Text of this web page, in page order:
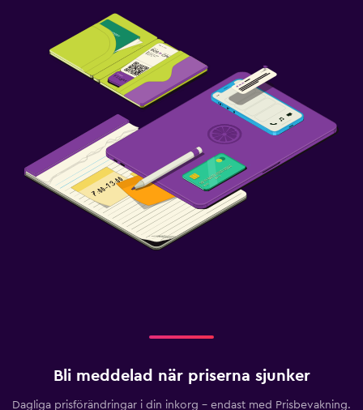
Bli meddelad när priserna sjunker
Dagliga prisförändringar i din inkorg – endast med Prisbevakning.